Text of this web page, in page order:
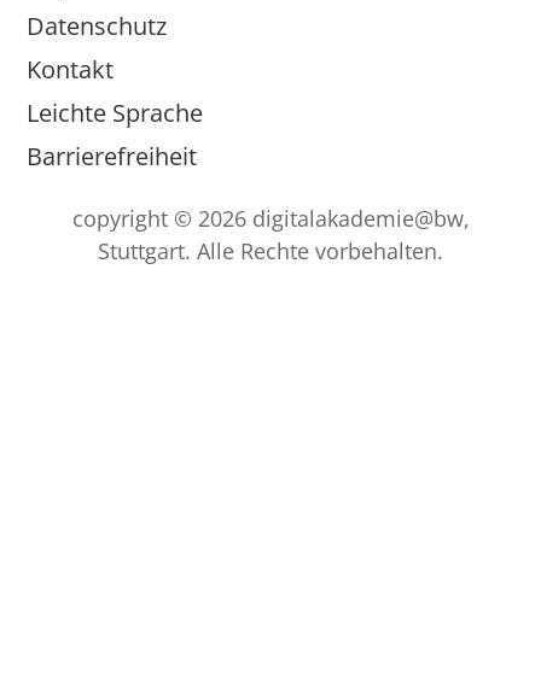
Datenschutz
Kontakt
Leichte Sprache
Barrierefreiheit
copyright © 2026 digitalakademie@bw,
Stuttgart. Alle Rechte vorbehalten.